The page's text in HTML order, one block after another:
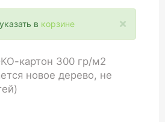
×
в корзине
картон 300 гр/м2
новое дерево, не